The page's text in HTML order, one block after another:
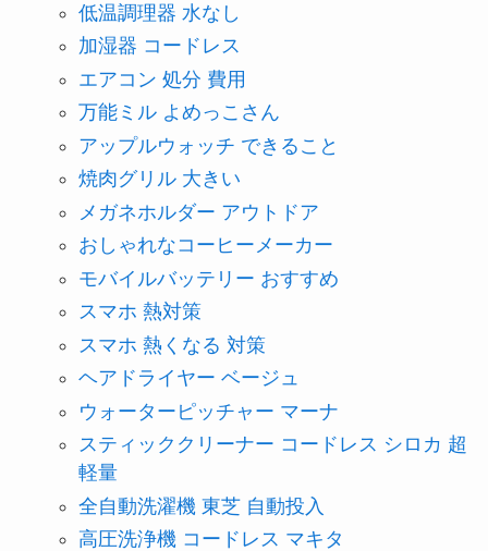
低温調理器 水なし
加湿器 コードレス
エアコン 処分 費用
万能ミル よめっこさん
アップルウォッチ できること
焼肉グリル 大きい
メガネホルダー アウトドア
おしゃれなコーヒーメーカー
モバイルバッテリー おすすめ
スマホ 熱対策
スマホ 熱くなる 対策
ヘアドライヤー ベージュ
ウォーターピッチャー マーナ
スティッククリーナー コードレス シロカ 超
軽量
全自動洗濯機 東芝 自動投入
高圧洗浄機 コードレス マキタ